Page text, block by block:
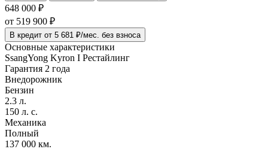
648 000 ₽
от 519 900 ₽
В кредит от 5 681 ₽/мес. без взноса
Основные характеристики
SsangYong Kyron I Рестайлинг
Гарантия 2 года
Внедорожник
Бензин
2.3 л.
150 л. с.
Механика
Полный
137 000 км.